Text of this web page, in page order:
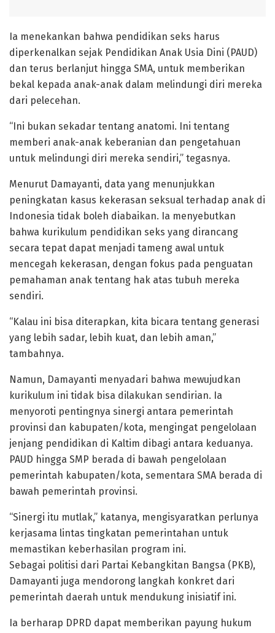
Ia menekankan bahwa pendidikan seks harus
diperkenalkan sejak Pendidikan Anak Usia Dini (PAUD)
dan terus berlanjut hingga SMA, untuk memberikan
bekal kepada anak-anak dalam melindungi diri mereka
dari pelecehan.
“Ini bukan sekadar tentang anatomi. Ini tentang
memberi anak-anak keberanian dan pengetahuan
untuk melindungi diri mereka sendiri,” tegasnya.
Menurut Damayanti, data yang menunjukkan
peningkatan kasus kekerasan seksual terhadap anak di
Indonesia tidak boleh diabaikan. Ia menyebutkan
bahwa kurikulum pendidikan seks yang dirancang
secara tepat dapat menjadi tameng awal untuk
mencegah kekerasan, dengan fokus pada penguatan
pemahaman anak tentang hak atas tubuh mereka
sendiri.
“Kalau ini bisa diterapkan, kita bicara tentang generasi
yang lebih sadar, lebih kuat, dan lebih aman,”
tambahnya.
Namun, Damayanti menyadari bahwa mewujudkan
kurikulum ini tidak bisa dilakukan sendirian. Ia
menyoroti pentingnya sinergi antara pemerintah
provinsi dan kabupaten/kota, mengingat pengelolaan
jenjang pendidikan di Kaltim dibagi antara keduanya.
PAUD hingga SMP berada di bawah pengelolaan
pemerintah kabupaten/kota, sementara SMA berada di
bawah pemerintah provinsi.
“Sinergi itu mutlak,” katanya, mengisyaratkan perlunya
kerjasama lintas tingkatan pemerintahan untuk
memastikan keberhasilan program ini.
Sebagai politisi dari Partai Kebangkitan Bangsa (PKB),
Damayanti juga mendorong langkah konkret dari
pemerintah daerah untuk mendukung inisiatif ini.
Ia berharap DPRD dapat memberikan payung hukum